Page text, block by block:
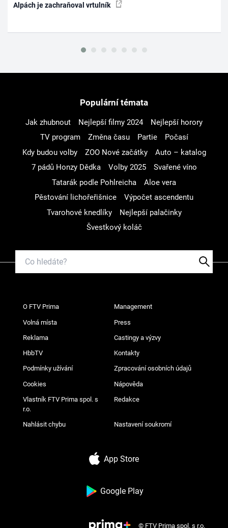
Alpách je zachraňoval vrtulník
Populární témata
Jak zhubnout Nejlepší filmy 2024
Nejlepší horory
TV program
Změna času Partie
Počasí
Kdy budou volby
ZOO Nové začátky
Auto – katalog
7 pádů Honzy Dědka
Volby 2025
Svařené víno
Tatarák podle Pohlreicha
Aloe vera
Pěstování lichořeřišnice
Výpočet ascendentu
Tvarohové knedlíky
Nejlepší palačinky
Švestkový koláč
O FTV Prima Management
Volná místa Press
Reklama Castingy a výzvy
HbbTV Kontakty
Podmínky užívání Zpracování osobních údajů
Cookies Nápověda
Vlastník FTV Prima spol. s
r.o.
Redakce
Nahlásit chybu Nastavení soukromí
App Store
Google Play
© FTV Prima spol. s r.o.